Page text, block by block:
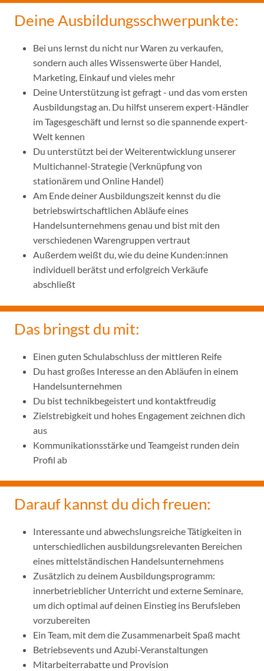
Deine Ausbildungsschwerpunkte:
Bei uns lernst du nicht nur Waren zu verkaufen,
sondern auch alles Wissenswerte über Handel,
Marketing, Einkauf und vieles mehr
Deine Unterstützung ist gefragt - und das vom ersten
Ausbildungstag an. Du hilfst unserem expert-Händler
im Tagesgeschäft und lernst so die spannende expert-
Welt kennen
Du unterstützt bei der Weiterentwicklung unserer
Multichannel-Strategie (Verknüpfung von
stationärem und Online Handel)
Am Ende deiner Ausbildungszeit kennst du die
betriebswirtschaftlichen Abläufe eines
Handelsunternehmens genau und bist mit den
verschiedenen Warengruppen vertraut
Außerdem weißt du, wie du deine Kunden:innen
individuell berätst und erfolgreich Verkäufe
abschließt
Das bringst du mit:
Einen guten Schulabschluss der mittleren Reife
Du hast großes Interesse an den Abläufen in einem
Handelsunternehmen
Du bist technikbegeistert und kontaktfreudig
Zielstrebigkeit und hohes Engagement zeichnen dich
aus
Kommunikationsstärke und Teamgeist runden dein
Profil ab
Darauf kannst du dich freuen:
Interessante und abwechslungsreiche Tätigkeiten in
unterschiedlichen ausbildungsrelevanten Bereichen
eines mittelständischen Handelsunternehmens
Zusätzlich zu deinem Ausbildungsprogramm:
innerbetrieblicher Unterricht und externe Seminare,
um dich optimal auf deinen Einstieg ins Berufsleben
vorzubereiten
Ein Team, mit dem die Zusammenarbeit Spaß macht
Betriebsevents und Azubi-Veranstaltungen
Mitarbeiterrabatte und Provision